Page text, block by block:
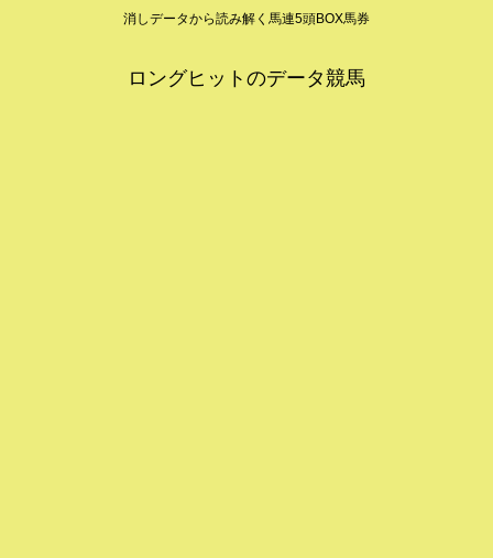
消しデータから読み解く馬連5頭BOX馬券
ロングヒットのデータ競馬